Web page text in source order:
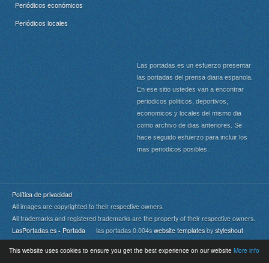
This website uses cookies to ensure you get the best experience on our website More info
Periódicos económicos
Periódicos locales
Las portadas es un esfuerzo presentar
las portadas del prensa diaria espanola.
En ese sitio ustedes van a encontrar
periodicos politicos, deportivos,
economicos y locales del mismo dia
como archivo de dias anteriores. Se
hace seguido esfuerzo para incluir los
mas periodicos posibles.
Política de privacidad
All images are copyrighted to their respective owners.
All trademarks and registered trademarks are the property of their respective owners.
LasPortadas.es - Portada las portadas 0.004s website templates by styleshout